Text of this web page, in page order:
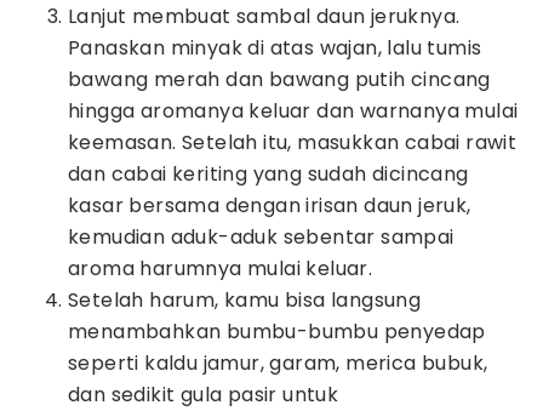
Lanjut membuat sambal daun jeruknya.
Panaskan minyak di atas wajan, lalu tumis
bawang merah dan bawang putih cincang
hingga aromanya keluar dan warnanya mulai
keemasan. Setelah itu, masukkan cabai rawit
dan cabai keriting yang sudah dicincang
kasar bersama dengan irisan daun jeruk,
kemudian aduk-aduk sebentar sampai
aroma harumnya mulai keluar.
Setelah harum, kamu bisa langsung
menambahkan bumbu-bumbu penyedap
seperti kaldu jamur, garam, merica bubuk,
dan sedikit gula pasir untuk